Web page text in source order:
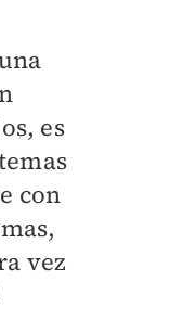
es
con
vez